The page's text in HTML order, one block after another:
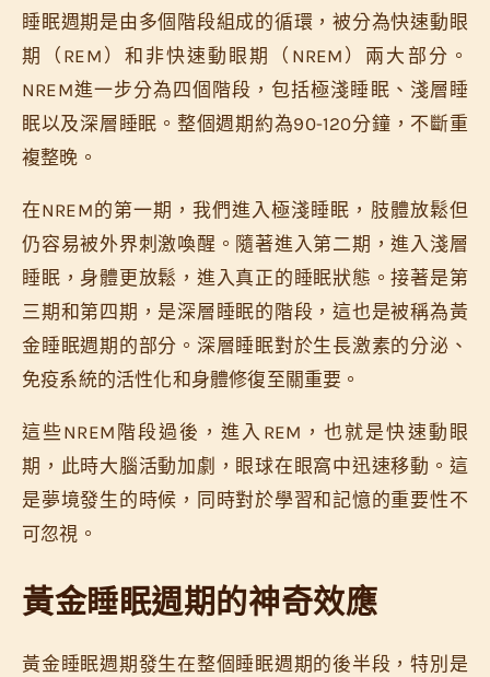
睡眠週期是由多個階段組成的循環，被分為快速動眼
期（REM）和非快速動眼期（NREM）兩大部分。
NREM進一步分為四個階段，包括極淺睡眠、淺層睡
眠以及深層睡眠。整個週期約為90-120分鐘，不斷重
複整晚。
在NREM的第一期，我們進入極淺睡眠，肢體放鬆但
仍容易被外界刺激喚醒。隨著進入第二期，進入淺層
睡眠，身體更放鬆，進入真正的睡眠狀態。接著是第
三期和第四期，是深層睡眠的階段，這也是被稱為黃
金睡眠週期的部分。深層睡眠對於生長激素的分泌、
免疫系統的活性化和身體修復至關重要。
這些NREM階段過後，進入REM，也就是快速動眼
期，此時大腦活動加劇，眼球在眼窩中迅速移動。這
是夢境發生的時候，同時對於學習和記憶的重要性不
可忽視。
黃金睡眠週期的神奇效應
黃金睡眠週期發生在整個睡眠週期的後半段，特別是